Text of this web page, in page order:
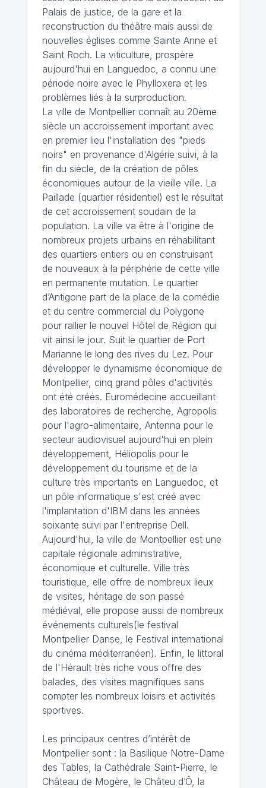
Palais de justice, de la gare et la
reconstruction du théâtre mais aussi de
nouvelles églises comme Sainte Anne et
Saint Roch. La viticulture, prospère
aujourd'hui en Languedoc, a connu une
période noire avec le Phylloxera et les
problèmes liés à la surproduction.
La ville de Montpellier connaît au 20ème
siècle un accroissement important avec
en premier lieu l'installation des "pieds
noirs" en provenance d'Algérie suivi, à la
fin du siècle, de la création de pôles
économiques autour de la vieille ville. La
Paillade (quartier résidentiel) est le résultat
de cet accroissement soudain de la
population. La ville va être à l'origine de
nombreux projets urbains en réhabilitant
des quartiers entiers ou en construisant
de nouveaux à la périphérie de cette ville
en permanente mutation. Le quartier
d’Antigone part de la place de la comédie
et du centre commercial du Polygone
pour rallier le nouvel Hôtel de Région qui
vit ainsi le jour. Suit le quartier de Port
Marianne le long des rives du Lez. Pour
développer le dynamisme économique de
Montpellier, cinq grand pôles d'activités
ont été créés. Euromédecine accueillant
des laboratoires de recherche, Agropolis
pour l'agro-alimentaire, Antenna pour le
secteur audiovisuel aujourd'hui en plein
développement, Héliopolis pour le
développement du tourisme et de la
culture très importants en Languedoc, et
un pôle informatique s'est créé avec
l'implantation d'IBM dans les années
soixante suivi par l'entreprise Dell.
Aujourd'hui, la ville de Montpellier est une
capitale régionale administrative,
économique et culturelle. Ville très
touristique, elle offre de nombreux lieux
de visites, héritage de son passé
médiéval, elle propose aussi de nombreux
événements culturels(le festival
Montpellier Danse, le Festival international
du cinéma méditerranéen). Enfin, le littoral
de l'Hérault très riche vous offre des
balades, des visites magnifiques sans
compter les nombreux loisirs et activités
sportives.
Les principaux centres d’intérêt de
Montpellier sont : la Basilique Notre-Dame
des Tables, la Cathédrale Saint-Pierre, le
Château de Mogère, le Châteu d’Ô, la